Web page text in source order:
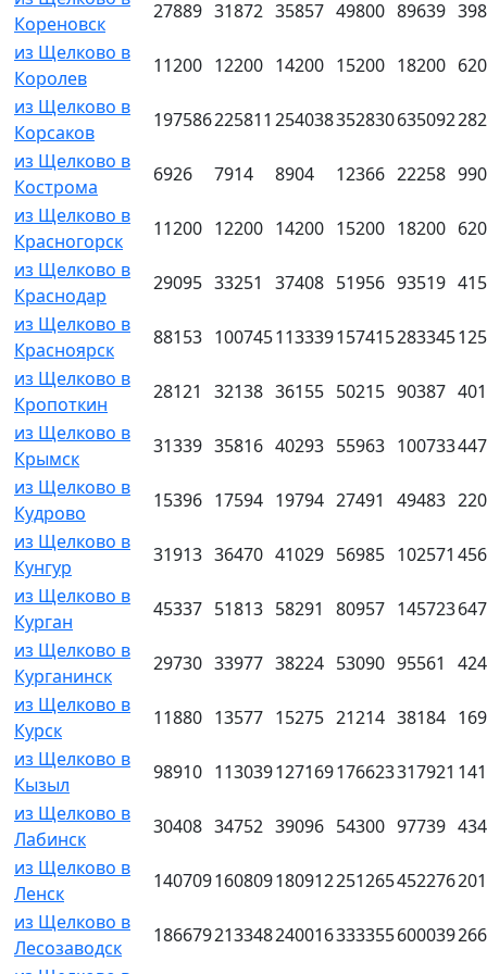
Кореновск
27889 31872 35857 49800 89639
из Щелково в
Королев
11200 12200 14200 15200 18200
из Щелково в
Корсаков
197586225811 254038352830635092
из Щелково в
Кострома
6926 7914 8904 12366 22258 990
из Щелково в
Красногорск
11200 12200 14200 15200 18200
из Щелково в
Краснодар
29095 33251 37408 51956 93519
из Щелково в
Красноярск
88153 100745113339157415283345
из Щелково в
Кропоткин
28121 32138 36155 50215 90387
из Щелково в
Крымск
31339 35816 40293 55963 100733
из Щелково в
Кудрово
15396 17594 19794 27491 49483
из Щелково в
Кунгур
31913 36470 41029 56985 102571
из Щелково в
Курган
45337 51813 58291 80957 145723
из Щелково в
Курганинск
29730 33977 38224 53090 95561
из Щелково в
Курск
11880 13577 15275 21214 38184
из Щелково в
Кызыл
98910 113039127169176623317921
из Щелково в
Лабинск
30408 34752 39096 54300 97739
из Щелково в
Ленск
140709160809180912251265452276
из Щелково в
Лесозаводск
186679213348240016333355600039